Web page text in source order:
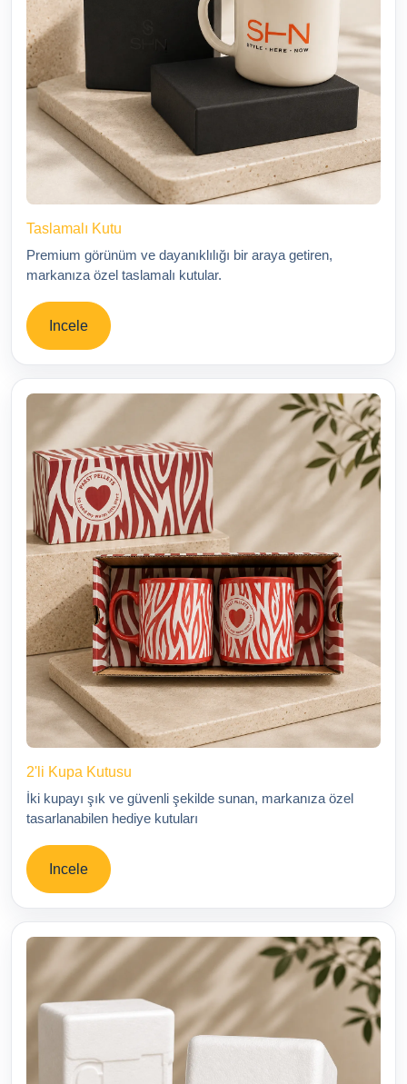
Taslamalı Kutu
Premium görünüm ve dayanıklılığı bir araya getiren,
markanıza özel taslamalı kutular.
Incele
2'li Kupa Kutusu
İki kupayı şık ve güvenli şekilde sunan, markanıza özel
tasarlanabilen hediye kutuları
Incele